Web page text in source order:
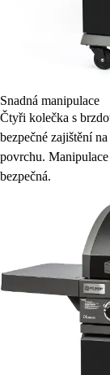
Snadná manipulace
Čtyři kolečka s
bezpečné zajištění
povrchu.
bezpečná.